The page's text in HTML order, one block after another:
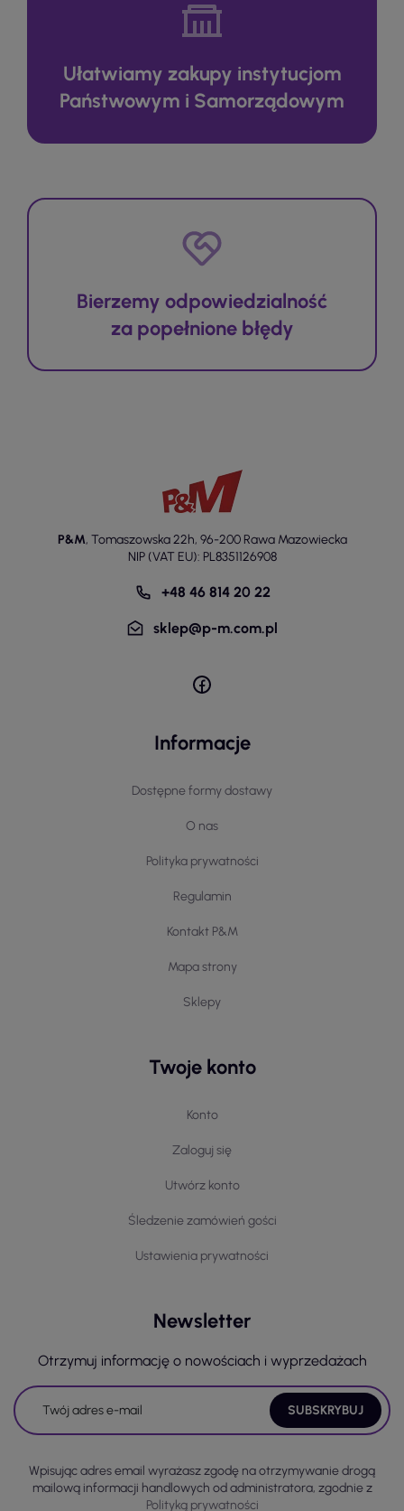
Ułatwiamy zakupy instytucjom
Państwowym i Samorządowym
Bierzemy odpowiedzialność
za popełnione błędy
P&M, Tomaszowska 22h, 96-200 Rawa Mazowiecka
NIP (VAT EU): PL8351126908
+48 46 814 20 22
sklep@p-m.com.pl
Informacje
Dostępne formy dostawy
O nas
Polityka prywatności
Regulamin
Kontakt P&M
Mapa strony
Sklepy
Twoje konto
Konto
Zaloguj się
Utwórz konto
Śledzenie zamówień gości
Ustawienia prywatności
Newsletter
Otrzymuj informację o nowościach i wyprzedażach
Wpisując adres email wyrażasz zgodę na otrzymywanie drogą
mailową informacji handlowych od administratora, zgodnie z
Polityką prywatności